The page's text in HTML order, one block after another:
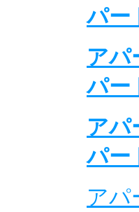
パー
アパ
パー
アパ
パー
アパ